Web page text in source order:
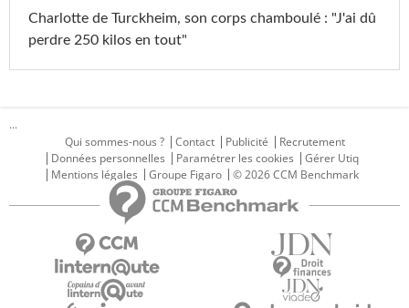
Charlotte de Turckheim, son corps chamboulé : "J'ai dû
perdre 250 kilos en tout"
...
Qui sommes-nous ?
Contact Publicité
Recrutement
Données personnelles
Paramétrer les cookies
Gérer Utiq
Mentions légales
Groupe Figaro © 2026 CCM Benchmark